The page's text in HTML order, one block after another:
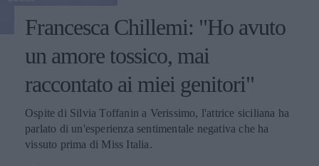
Francesca Chillemi: "Ho avuto
un amore tossico, mai
raccontato ai miei genitori"
Ospite di Silvia Toffanin a Verissimo, l'attrice siciliana ha
parlato di un'esperienza sentimentale negativa che ha
vissuto prima di Miss Italia.